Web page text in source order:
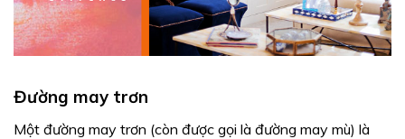
Đường may trơn
Một đường may trơn (còn được gọi là đường may mù) là